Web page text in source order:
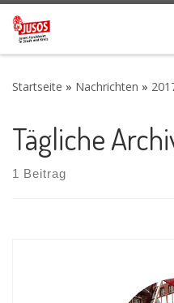
Zum Inhalt springen
Startseite » Nachrichten »
Tägliche
1 Beitrag